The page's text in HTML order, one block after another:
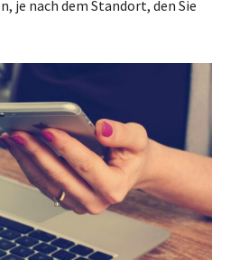
je nach dem Standort, den Sie